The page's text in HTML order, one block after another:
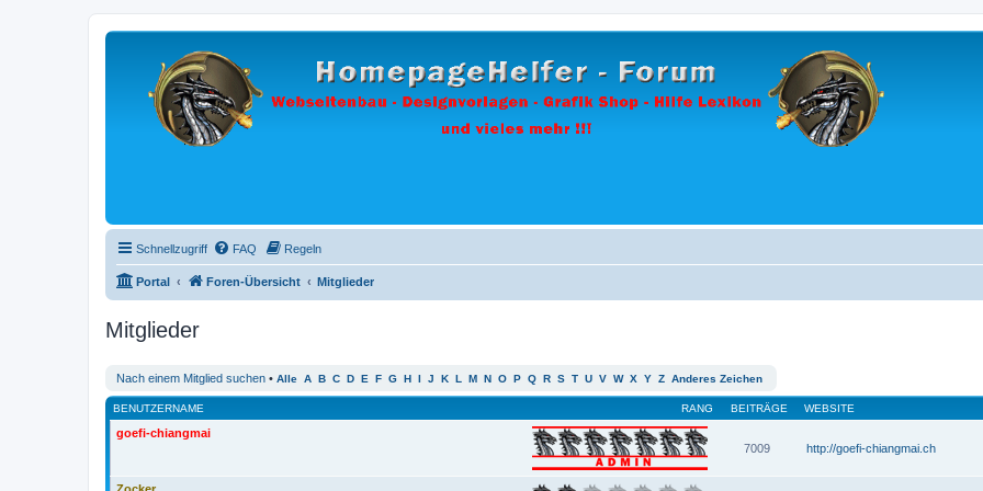
Schnellzugriff FAQ Regeln
Portal Foren-Übersicht Mitglieder
Mitglieder
Nach einem Mitglied suchen • Alle A B C D E F G H I J K L M N O P Q R S T U V W X Y Z Anderes Zeichen
RANG
BENUTZERNAME BEITRÄGE WEBSITE
goefi-chiangmai
7009
http://goefi-chiangmai.ch